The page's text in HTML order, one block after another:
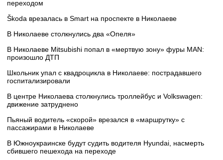
переходом
Škoda врезалась в Smart на проспекте в Николаеве
В Николаеве столкнулись два «Опеля»
В Николаеве Mitsubishi попал в «мертвую зону» фуры MAN:
произошло ДТП
Школьник упал с квадроцикла в Николаеве: пострадавшего
госпитализировали
В центре Николаева столкнулись троллейбус и Volkswagen:
движение затруднено
Пьяный водитель «скорой» врезался в «маршрутку» с
пассажирами в Николаеве
В Южноукраинске будут судить водителя Hyundai, насмерть
сбившего пешехода на переходе